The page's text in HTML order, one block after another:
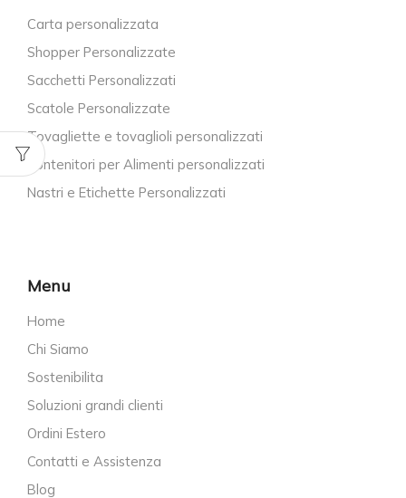
Carta personalizzata
Shopper Personalizzate
Sacchetti Personalizzati
Scatole Personalizzate
Tovagliette e tovaglioli personalizzati
Contenitori per Alimenti personalizzati
Nastri e Etichette Personalizzati
Menu
Home
Chi Siamo
Sostenibilita
Soluzioni grandi clienti
Ordini Estero
Contatti e Assistenza
Blog